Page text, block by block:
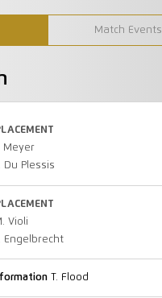
Match Events
Meyer
Du Plessis
Violi
Engelbrecht
T. Flood